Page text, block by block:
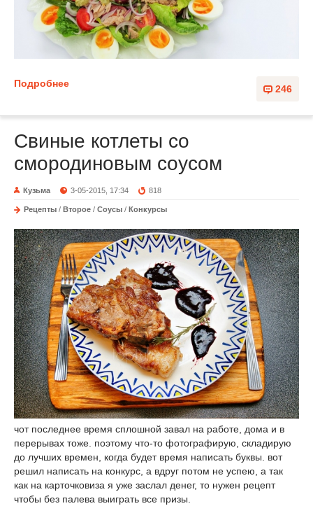
246
Подробнее
Свиные котлеты со
смородиновым соусом
Кузьма 3-05-2015, 17:34 818
Рецепты / Второе / Соусы / Конкурсы
чот последнее время сплошной завал на работе, дома и в
перерывах тоже. поэтому что-то фотографирую, складирую
до лучших времен, когда будет время написать буквы. вот
решил написать на конкурс, а вдруг потом не успею, а так
как на карточковиза я уже заслал денег, то нужен рецепт
чтобы без палева выиграть все призы.